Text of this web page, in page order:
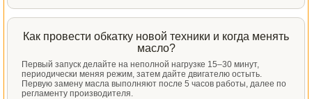
Как провести обкатку новой техники и когда менять
масло?
Первый запуск делайте на неполной нагрузке 15–30 минут,
периодически меняя режим, затем дайте двигателю остыть.
Первую замену масла выполняют после 5 часов работы, далее по
регламенту производителя.